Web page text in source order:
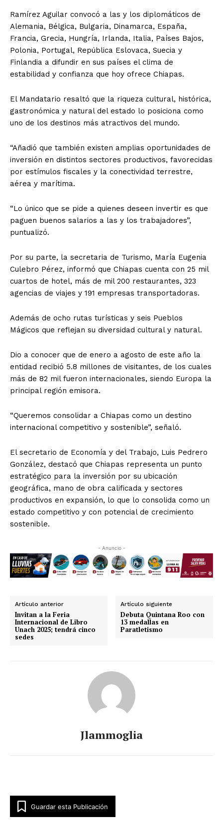
Ramírez Aguilar convocó a las y los diplomáticos de
Alemania, Bélgica, Bulgaria, Dinamarca, España,
Francia, Grecia, Hungría, Irlanda, Italia, Países Bajos,
Polonia, Portugal, República Eslovaca, Suecia y
Finlandia a difundir en sus países el clima de
estabilidad y confianza que hoy ofrece Chiapas.
El Mandatario resaltó que la riqueza cultural, histórica,
gastronómica y natural del estado lo posiciona como
uno de los destinos más atractivos del mundo.
“Añadió que también existen amplias oportunidades de
inversión en distintos sectores productivos, favorecidas
por estímulos fiscales y la conectividad terrestre,
aérea y marítima.
“Lo único que se pide a quienes deseen invertir es que
paguen buenos salarios a las y los trabajadores”,
puntualizó.
Por su parte, la secretaria de Turismo, María Eugenia
Culebro Pérez, informó que Chiapas cuenta con 25 mil
cuartos de hotel, más de mil 200 restaurantes, 323
agencias de viajes y 191 empresas transportadoras.
Además de ocho rutas turísticas y seis Pueblos
Mágicos que reflejan su diversidad cultural y natural.
Dio a conocer que de enero a agosto de este año la
entidad recibió 5.8 millones de visitantes, de los cuales
más de 82 mil fueron internacionales, siendo Europa la
principal región emisora.
“Queremos consolidar a Chiapas como un destino
internacional competitivo y sostenible”, señaló.
El secretario de Economía y del Trabajo, Luis Pedrero
González, destacó que Chiapas representa un punto
estratégico para la inversión por su ubicación
geográfica, mano de obra calificada y sectores
productivos en expansión, lo que lo consolida como un
estado competitivo y con potencial de crecimiento
sostenible.
- Anuncio -
Artículo anterior
Invitan a la Feria
Internacional de Libro
Unach 2025; tendrá cinco
sedes
Artículo siguiente
Debuta Quintana Roo con
13 medallas en
Paratletismo
Jlammoglia
Guardar esta Publicación